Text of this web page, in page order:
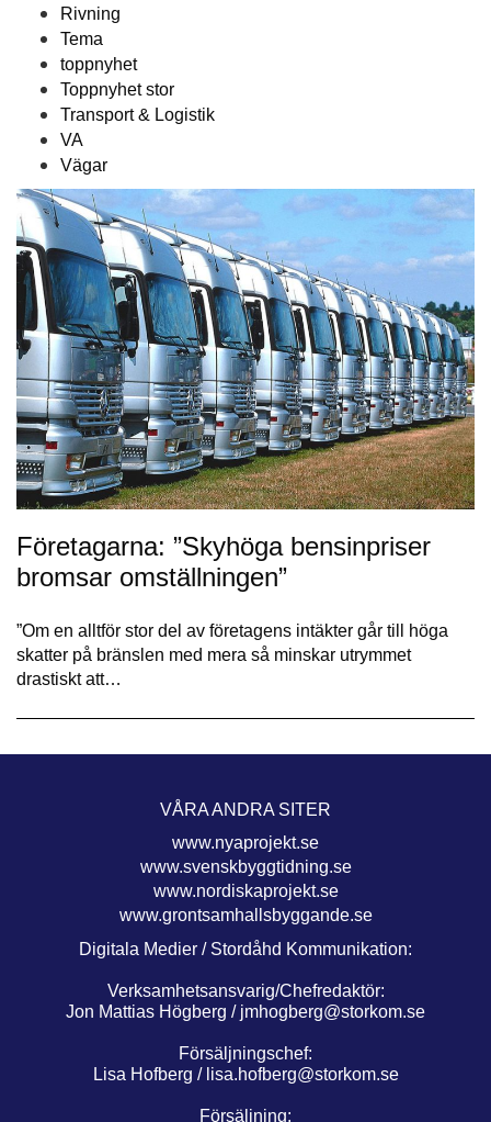
Rivning
Tema
toppnyhet
Toppnyhet stor
Transport & Logistik
VA
Vägar
Företagarna: ”Skyhöga bensin­priser
bromsar omställningen”
”Om en alltför stor del av företagens intäkter går till höga
skatter på bränslen med mera så minskar utrymmet
drastiskt att…
VÅRA ANDRA SITER
www.nyaprojekt.se
www.svenskbyggtidning.se
www.nordiskaprojekt.se
www.grontsamhallsbyggande.se
Digitala Medier / Stordåhd Kommunikation:
Verksamhetsansvarig/Chefredaktör:
Jon Mattias Högberg / jmhogberg@storkom.se
Försäljningschef:
Lisa Hofberg / lisa.hofberg@storkom.se
Försäljning: